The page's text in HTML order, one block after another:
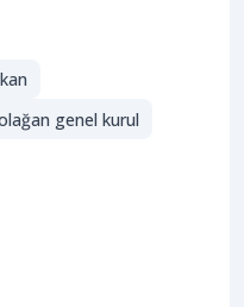
genel kurul